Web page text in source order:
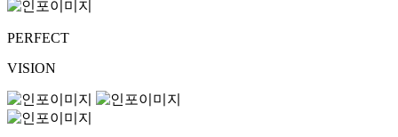
PERFECT
VISION